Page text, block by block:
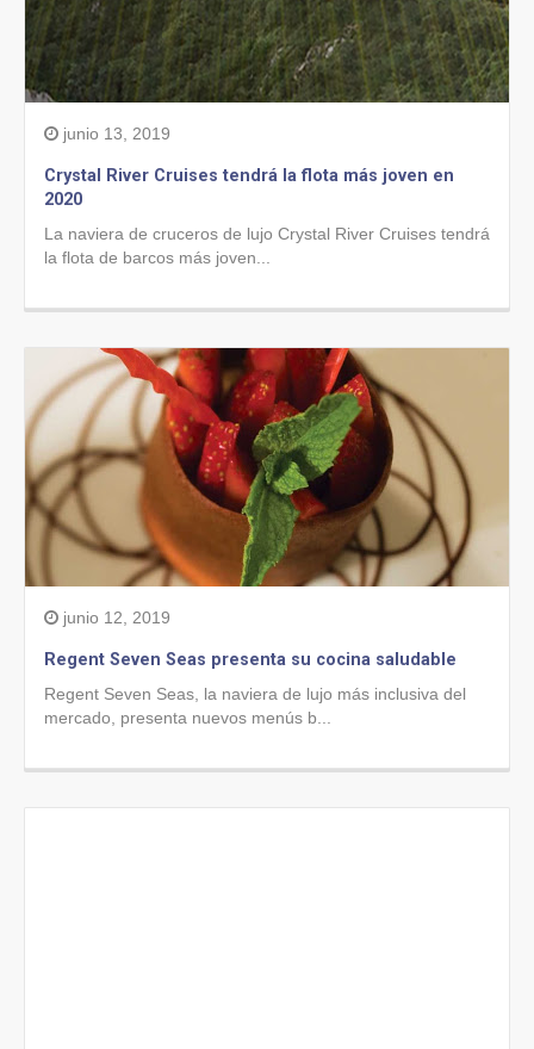
junio 13, 2019
Crystal River Cruises tendrá la flota más joven en
2020
La naviera de cruceros de lujo Crystal River Cruises tendrá
la flota de barcos más joven...
junio 12, 2019
Regent Seven Seas presenta su cocina saludable
Regent Seven Seas, la naviera de lujo más inclusiva del
mercado, presenta nuevos menús b...